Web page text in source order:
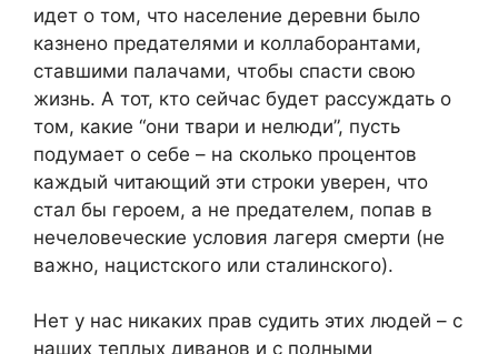
идет о том, что население деревни было
казнено предателями и коллаборантами,
ставшими палачами, чтобы спасти свою
жизнь. А тот, кто сейчас будет рассуждать о
том, какие “они твари и нелюди”, пусть
подумает о себе – на сколько процентов
каждый читающий эти строки уверен, что
стал бы героем, а не предателем, попав в
нечеловеческие условия лагеря смерти (не
важно, нацистского или сталинского).
Нет у нас никаких прав судить этих людей – с
наших теплых диванов и с полными